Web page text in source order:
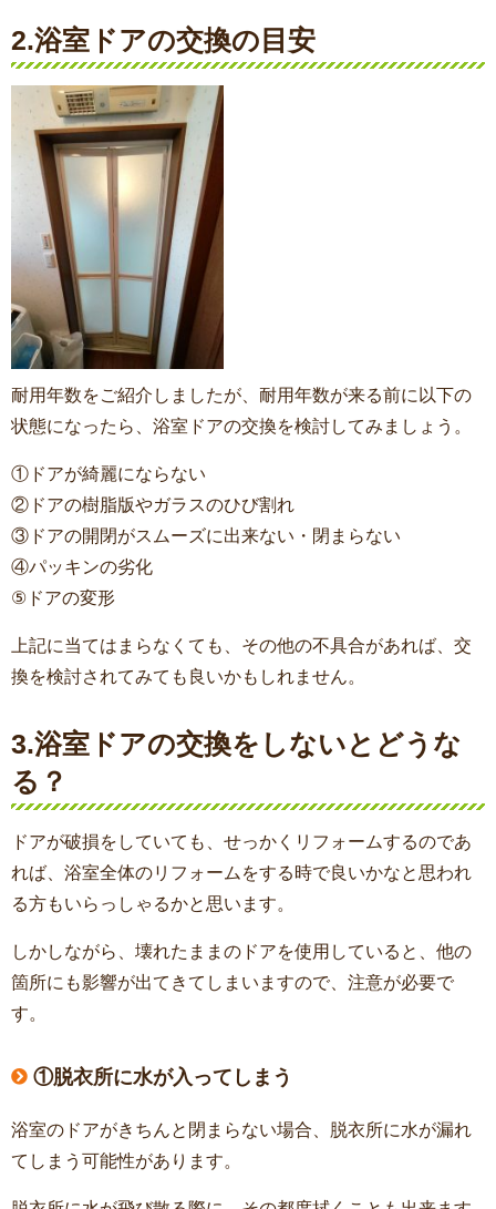
2.浴室ドアの交換の目安
耐用年数をご紹介しましたが、耐用年数が来る前に以下の
状態になったら、浴室ドアの交換を検討してみましょう。
①ドアが綺麗にならない
②ドアの樹脂版やガラスのひび割れ
③ドアの開閉がスムーズに出来ない・閉まらない
④パッキンの劣化
⑤ドアの変形
上記に当てはまらなくても、その他の不具合があれば、交
換を検討されてみても良いかもしれません。
3.浴室ドアの交換をしないとどうな
る？
ドアが破損をしていても、せっかくリフォームするのであ
れば、浴室全体のリフォームをする時で良いかなと思われ
る方もいらっしゃるかと思います。
しかしながら、壊れたままのドアを使用していると、他の
箇所にも影響が出てきてしまいますので、注意が必要で
す。
①脱衣所に水が入ってしまう
浴室のドアがきちんと閉まらない場合、脱衣所に水が漏れ
てしまう可能性があります。